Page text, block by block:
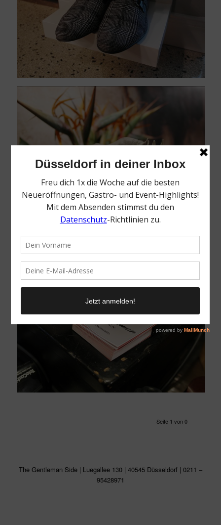
Seite 1 von 0
The Gentleman Side | Luegallee 130 | 40545 Düsseldorf | 0211 –
95428971